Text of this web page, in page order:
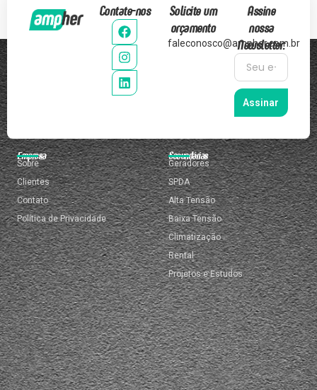
Contate-nos
Solicite um
orçamento
faleconosco@ampher.com.br
Assine
nossa
Newsletter:
Assinar
Empresa
Sobre
Clientes
Contato
Política de Privacidade
Secundárias
Geradores
SPDA
Alta Tensão
Baixa Tensão
Climatização
Rental
Projetos e Estudos